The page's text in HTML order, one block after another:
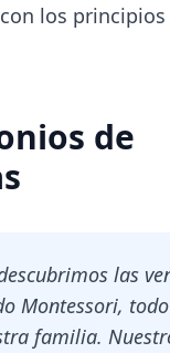
los principios
de
las
Montessori,
familia.